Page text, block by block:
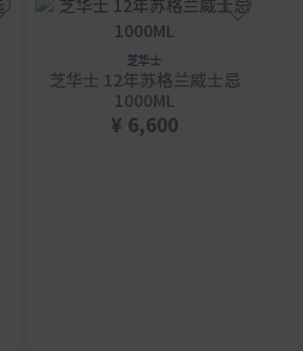
芝华士
芝华士 12年苏格兰威士忌
1000ML
¥ 6,600